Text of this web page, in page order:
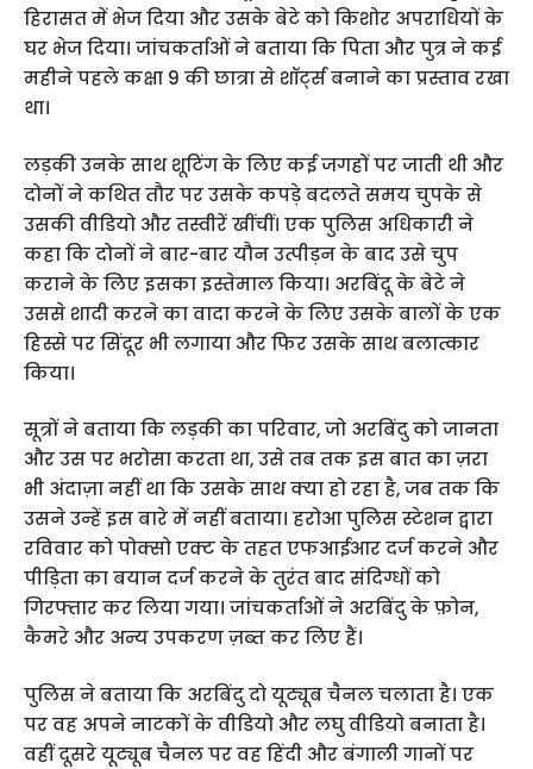
हिरासत में भेज दिया और उसके बेटे को किशोर अपराधियों के
घर भेज दिया। जांचकर्ताओं ने बताया कि पिता और पुत्र ने कई
महीने पहले कक्षा 9 की छात्रा से शॉर्ट्स बनाने का प्रस्ताव रखा
था।
लड़की उनके साथ शूटिंग के लिए कई जगहों पर जाती थी और
दोनों ने कथित तौर पर उसके कपड़े बदलते समय चुपके से
उसकी वीडियो और तस्वीरें खींचीं। एक पुलिस अधिकारी ने
कहा कि दोनों ने बार-बार यौन उत्पीड़न के बाद उसे चुप
कराने के लिए इसका इस्तेमाल किया। अरबिंदू के बेटे ने
उससे शादी करने का वादा करने के लिए उसके बालों के एक
हिस्से पर सिंदूर भी लगाया और फिर उसके साथ बलात्कार
किया।
सूत्रों ने बताया कि लड़की का परिवार, जो अरबिंदु को जानता
और उस पर भरोसा करता था, उसे तब तक इस बात का ज़रा
भी अंदाज़ा नहीं था कि उसके साथ क्या हो रहा है, जब तक कि
उसने उन्हें इस बारे में नहीं बताया। हरोआ पुलिस स्टेशन द्वारा
रविवार को पोक्सो एक्ट के तहत एफआईआर दर्ज करने और
पीड़िता का बयान दर्ज करने के तुरंत बाद संदिग्धों को
गिरफ्तार कर लिया गया। जांचकर्ताओं ने अरबिंदु के फ़ोन,
कैमरे और अन्य उपकरण ज़ब्त कर लिए हैं।
पुलिस ने बताया कि अरबिंदु दो यूट्यूब चैनल चलाता है। एक
पर वह अपने नाटकों के वीडियो और लघु वीडियो बनाता है।
वहीं दूसरे यूट्यूब चैनल पर वह हिंदी और बंगाली गानों पर